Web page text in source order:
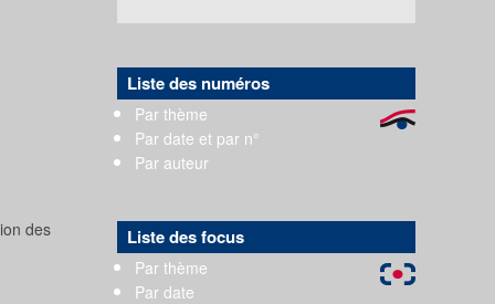
des
Liste des numéros
Par thème
Par date et par n°
Par auteur
Liste des focus
Par thème
Par date